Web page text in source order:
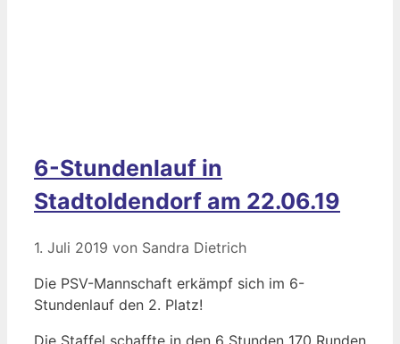
6-Stundenlauf in
Stadtoldendorf am 22.06.19
1. Juli 2019 von Sandra Dietrich
Die PSV-Mannschaft erkämpf sich im 6-
Stundenlauf den 2. Platz!
Die Staffel schaffte in den 6 Stunden 170 Runden